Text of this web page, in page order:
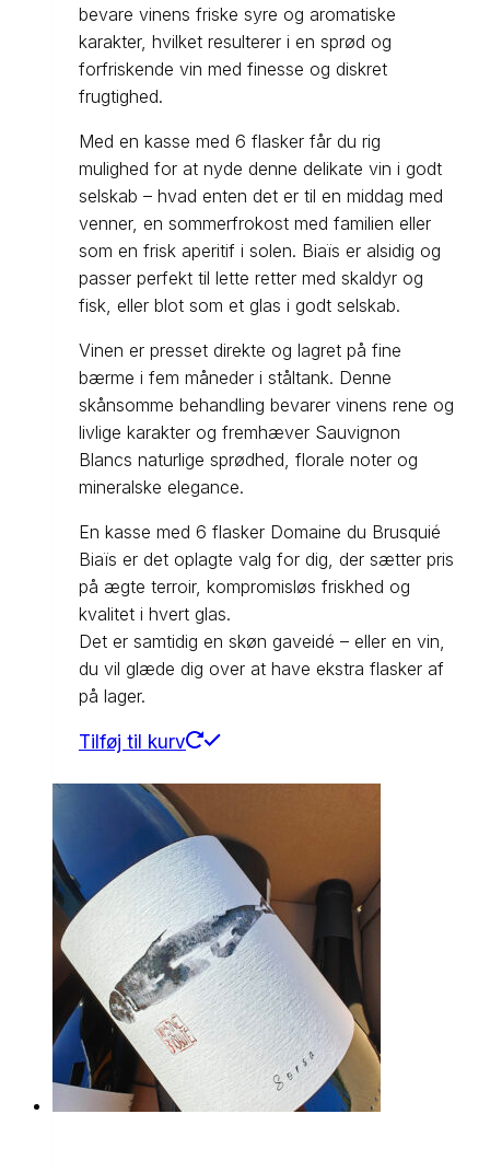
bevare vinens friske syre og aromatiske
karakter, hvilket resulterer i en sprød og
forfriskende vin med finesse og diskret
frugtighed.
Med en kasse med 6 flasker får du rig
mulighed for at nyde denne delikate vin i godt
selskab – hvad enten det er til en middag med
venner, en sommerfrokost med familien eller
som en frisk aperitif i solen. Biaïs er alsidig og
passer perfekt til lette retter med skaldyr og
fisk, eller blot som et glas i godt selskab.
Vinen er presset direkte og lagret på fine
bærme i fem måneder i ståltank. Denne
skånsomme behandling bevarer vinens rene og
livlige karakter og fremhæver Sauvignon
Blancs naturlige sprødhed, florale noter og
mineralske elegance.
En kasse med 6 flasker Domaine du Brusquié
Biaïs er det oplagte valg for dig, der sætter pris
på ægte terroir, kompromisløs friskhed og
kvalitet i hvert glas.
Det er samtidig en skøn gaveidé – eller en vin,
du vil glæde dig over at have ekstra flasker af
på lager.
Tilføj til kurv